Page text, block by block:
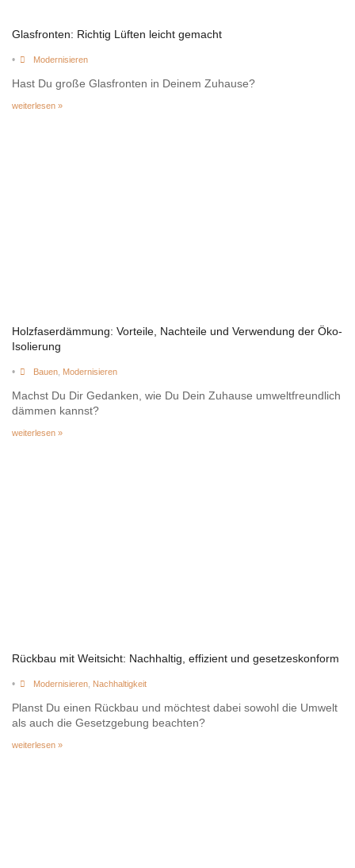
Glasfronten: Richtig Lüften leicht gemacht
• Modernisieren
Hast Du große Glasfronten in Deinem Zuhause?
weiterlesen »
Holzfaserdämmung: Vorteile, Nachteile und Verwendung der Öko-
Isolierung
• Bauen, Modernisieren
Machst Du Dir Gedanken, wie Du Dein Zuhause umweltfreundlich
dämmen kannst?
weiterlesen »
Rückbau mit Weitsicht: Nachhaltig, effizient und gesetzeskonform
• Modernisieren, Nachhaltigkeit
Planst Du einen Rückbau und möchtest dabei sowohl die Umwelt
als auch die Gesetzgebung beachten?
weiterlesen »